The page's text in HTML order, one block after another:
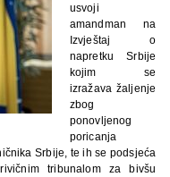
usvoji
amandman na
Izvještaj o
napretku Srbije
kojim se
izražava žaljenje
zbog
ponovljenog
poricanja
Srbije, te ih se podsjeća
tribunalom za bivšu